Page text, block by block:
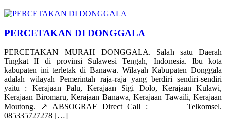
PERCETAKAN DI DONGGALA
PERCETAKAN MURAH DONGGALA. Salah satu Daerah
Tingkat II di provinsi Sulawesi Tengah, Indonesia. Ibu kota
kabupaten ini terletak di Banawa. Wilayah Kabupaten Donggala
adalah wilayah Pemerintah raja-raja yang berdiri sendiri-sendiri
yaitu : Kerajaan Palu, Kerajaan Sigi Dolo, Kerajaan Kulawi,
Kerajaan Biromaru, Kerajaan Banawa, Kerajaan Tawaili, Kerajaan
Moutong. ↗️ ABSOGRAF Direct Call : _______ Telkomsel.
085335727278 […]